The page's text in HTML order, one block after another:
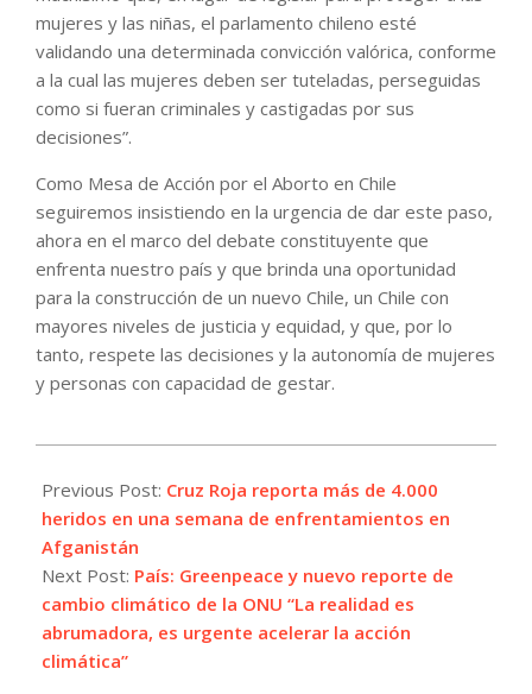
mujeres y las niñas, el parlamento chileno esté
validando una determinada convicción valórica, conforme
a la cual las mujeres deben ser tuteladas, perseguidas
como si fueran criminales y castigadas por sus
decisiones”.
Como Mesa de Acción por el Aborto en Chile
seguiremos insistiendo en la urgencia de dar este paso,
ahora en el marco del debate constituyente que
enfrenta nuestro país y que brinda una oportunidad
para la construcción de un nuevo Chile, un Chile con
mayores niveles de justicia y equidad, y que, por lo
tanto, respete las decisiones y la autonomía de mujeres
y personas con capacidad de gestar.
08-
10
Previous Post: Cruz Roja reporta más de 4.000
heridos en una semana de enfrentamientos en
Afganistán
Next Post: País: Greenpeace y nuevo reporte de
cambio climático de la ONU “La realidad es
abrumadora, es urgente acelerar la acción
climática”